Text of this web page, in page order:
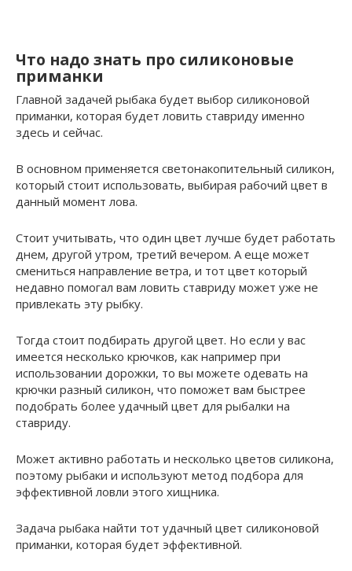
Что надо знать про силиконовые
приманки
Главной задачей рыбака будет выбор силиконовой
приманки, которая будет ловить ставриду именно
здесь и сейчас.
В основном применяется светонакопительный силикон,
который стоит использовать, выбирая рабочий цвет в
данный момент лова.
Стоит учитывать, что один цвет лучше будет работать
днем, другой утром, третий вечером. А еще может
смениться направление ветра, и тот цвет который
недавно помогал вам ловить ставриду может уже не
привлекать эту рыбку.
Тогда стоит подбирать другой цвет. Но если у вас
имеется несколько крючков, как например при
использовании дорожки, то вы можете одевать на
крючки разный силикон, что поможет вам быстрее
подобрать более удачный цвет для рыбалки на
ставриду.
Может активно работать и несколько цветов силикона,
поэтому рыбаки и используют метод подбора для
эффективной ловли этого хищника.
Задача рыбака найти тот удачный цвет силиконовой
приманки, которая будет эффективной.